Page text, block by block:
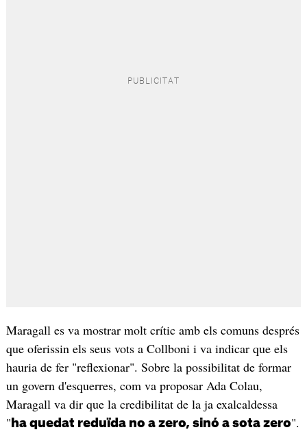
Maragall es va mostrar molt crític amb els comuns després
que oferissin els seus vots a Collboni i va indicar que els
hauria de fer "reflexionar". Sobre la possibilitat de formar
un govern d'esquerres, com va proposar Ada Colau,
Maragall va dir que la credibilitat de la ja exalcaldessa
" ha quedat reduïda no a zero, sinó a sota zero".